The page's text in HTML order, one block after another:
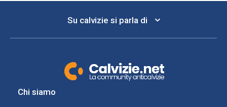
Su calvizie si parla di
Chi siamo